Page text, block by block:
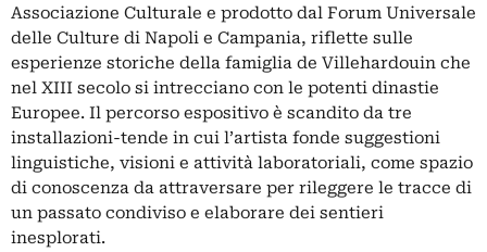
Associazione Culturale e prodotto dal Forum Universale
delle Culture di Napoli e Campania, riflette sulle
esperienze storiche della famiglia de Villehardouin che
nel XIII secolo si intrecciano con le potenti dinastie
Europee. Il percorso espositivo è scandito da tre
installazioni-tende in cui l’artista fonde suggestioni
linguistiche, visioni e attività laboratoriali, come spazio
di conoscenza da attraversare per rileggere le tracce di
un passato condiviso e elaborare dei sentieri
inesplorati.